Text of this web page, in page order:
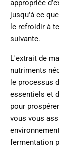
appropriée
jusqu'à ce
le refroidir à
suivante.
L'extrait de
nutriments
le processus
essentiels et
pour
vous vous
fermentation